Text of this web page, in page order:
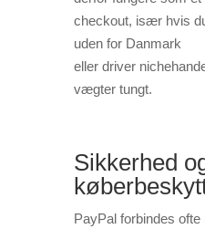
checkout, især hvis
uden for Danmark
eller driver
vægter tungt.
Sikkerhed
PayPal forbindes ofte